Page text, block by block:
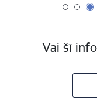
Vai šī